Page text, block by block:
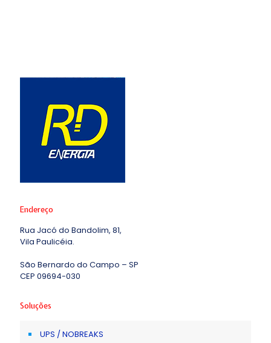
Endereço
Rua Jacó do Bandolim, 81,
Vila Paulicéia.
São Bernardo do Campo – SP
CEP 09694-030
Soluções
UPS / NOBREAKS